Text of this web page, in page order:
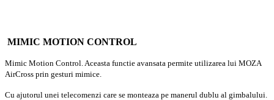
MIMIC MOTION CONTROL
Mimic Motion Control. Aceasta functie avansata permite utilizarea lui MOZA
AirCross prin gesturi mimice.
Cu ajutorul unei telecomenzi care se monteaza pe manerul dublu al gimbalului.